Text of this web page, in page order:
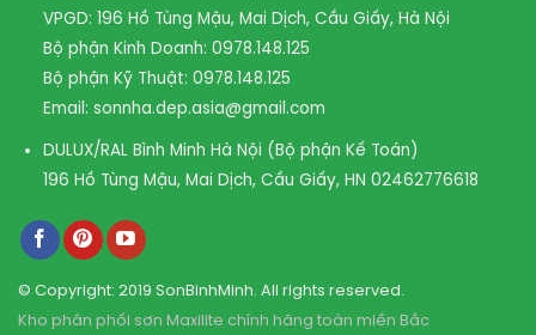
VPGD: 196 Hồ Tùng Mậu, Mai Dịch, Cầu Giấy, Hà Nội
Bộ phận Kinh Doanh: 0978.148.125
Bộ phận Kỹ Thuật: 0978.148.125
Email: sonnha.dep.asia@gmail.com
DULUX/RAL Bình Minh Hà Nội (Bộ phận Kế Toán)
196 Hồ Tùng Mậu, Mai Dịch, Cầu Giấy, HN 02462776618
© Copyright: 2019 SonBinhMinh. All rights reserved.
Kho phân phối sơn Maxilite chính hãng toàn miền Bắc